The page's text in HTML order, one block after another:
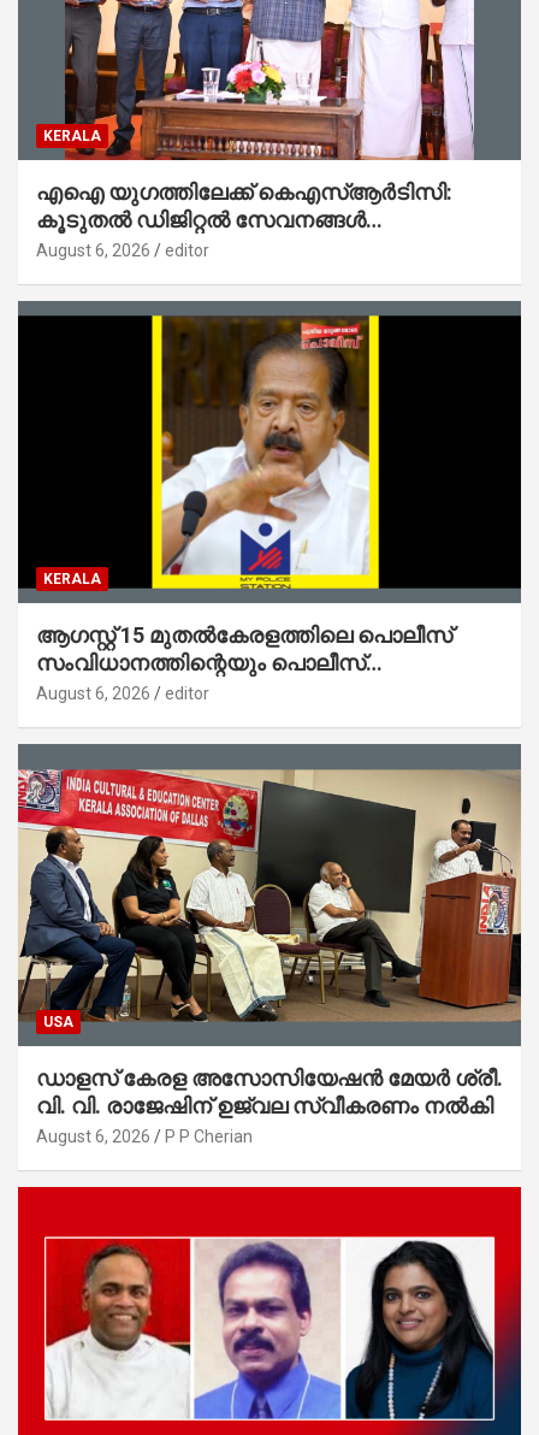
KERALA
എഐ യുഗത്തിലേക്ക് കെഎസ്ആർടിസി:
കൂടുതൽ ഡിജിറ്റൽ സേവനങ്ങൾ
ജനങ്ങളിലേക്കെത്തിക്കും – മന്ത്രി സി പി
August 6, 2026 editor
KERALA
ആഗസ്റ്റ് 15 മുതല്‍കേരളത്തിലെ പൊലീസ്
സംവിധാനത്തിന്റെയും പൊലീസ്
സ്റ്റേഷനുകളുടെയും മുഖഛായ മാറുകയാണ് :
August 6, 2026 editor
USA
ഡാളസ് കേരള അസോസിയേഷൻ മേയർ ശ്രീ.
വി. വി. രാജേഷിന് ഉജ്വല സ്വീകരണം നൽകി
August 6, 2026 P P Cherian